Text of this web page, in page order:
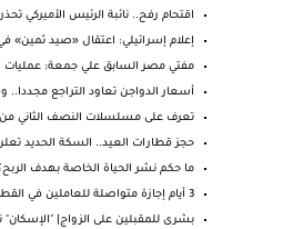
اقتحام رفح.. نائبة الرئيس الأميركي
إعلام إسرائيلي: اعتقال «صيد ثمين»
مفتي مصر السابق علي جمعة: عمليات
أسعار الدواجن تعاود التراجع مجددا..
تعرف على مسلسلات النصف الثاني من رمضان
حجز قطارات العيد.. السكة الحديد
ما حكم نشر الحياة الخاصة بهدف
3 أيام إجازة متواصلة للعاملين في القطاع العام والخ...
بشرى للمقبلين على الزواج| "الإسكان"